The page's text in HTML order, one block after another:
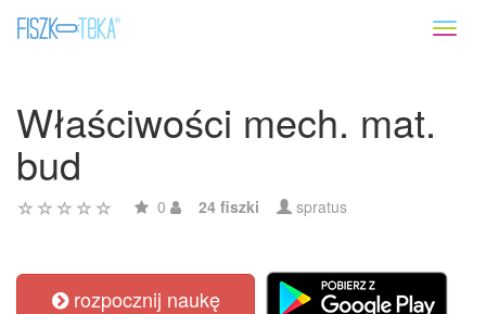
Właściwości mech. mat.
bud
0 24 fiszki spratus
rozpocznij naukę